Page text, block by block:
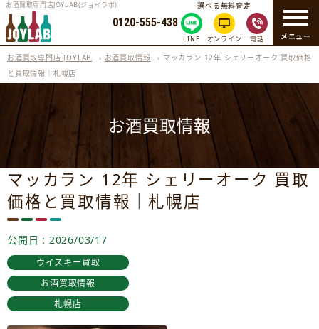
メニュー
お酒買取専門店JOYLAB(ジョイラボ)
0120-555-438
選べる無料査定
LINE オンライン 電話
お酒買取専門店 JOYLAB › お酒買取情報 › マッカラン 12年 シェリーオーク 買取価格
と買取情報｜札幌店
お酒買取情報
マッカラン 12年 シェリーオーク 買取
価格と買取情報｜札幌店
公開日 : 2026/03/17
ウイスキー買取
お酒買取情報
札幌店